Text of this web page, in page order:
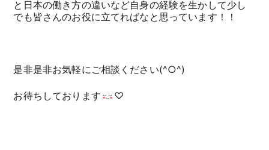
と日本の働き方の違いなど自身の経験を生かして少し
でも皆さんのお役に立てればなと思っています！！
是非是非お気軽にご相談ください(^○^)
お待ちしております ♡